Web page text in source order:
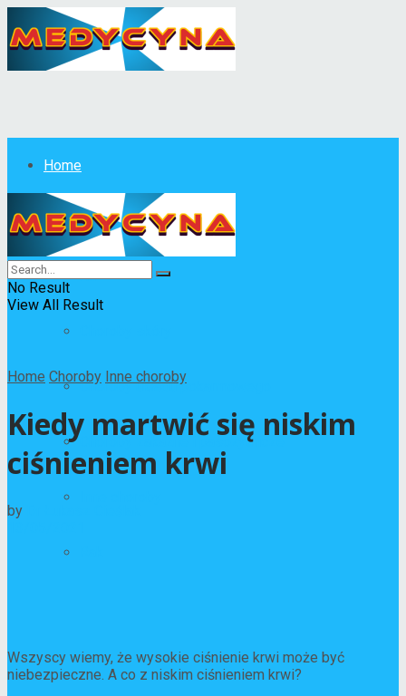
Home
Choroby
All
Choroby układu pokarmowego
Choroby zakaźne i pasożytnicze
No Result
View All Result
Home Choroby Inne choroby
Kiedy martwić się niskim
ciśnieniem krwi
by
Wszyscy wiemy, że wysokie ciśnienie krwi może być
niebezpieczne. A co z niskim ciśnieniem krwi?